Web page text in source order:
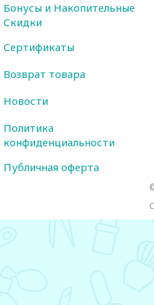
Бонусы и Накопительные
Скидки
Сертификаты
Возврат товара
Новости
Политика
конфиденциальности
Публичная оферта